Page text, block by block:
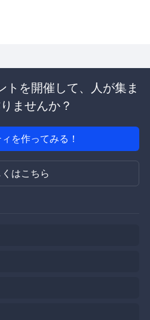
を開催して、人が集ま
ませんか？
を作ってみる！
はこちら